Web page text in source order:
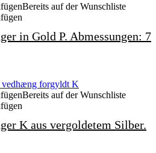
Bereits auf der Wunschliste
in Gold P. Abmessungen: 7
Bereits auf der Wunschliste
K aus vergoldetem Silber.